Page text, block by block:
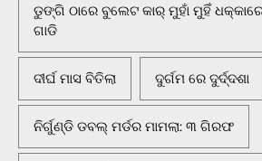
ଡୁଙ୍ଗି ଠାରେ ବୁଲେଟ କାର୍ ମୁହାଁ ମୁହିଁ
ଗାଡି
ଦୀର୍ଘ ମାସ ବିତିଲା ଦୁର୍ଗମ ରେ ଦୁର୍ଦ୍ଦଶା
ନିର୍ଗୁଣ୍ଡି ଡବଲ୍ ମର୍ଡର ମାମଲା: ୩ ଗିରଫ